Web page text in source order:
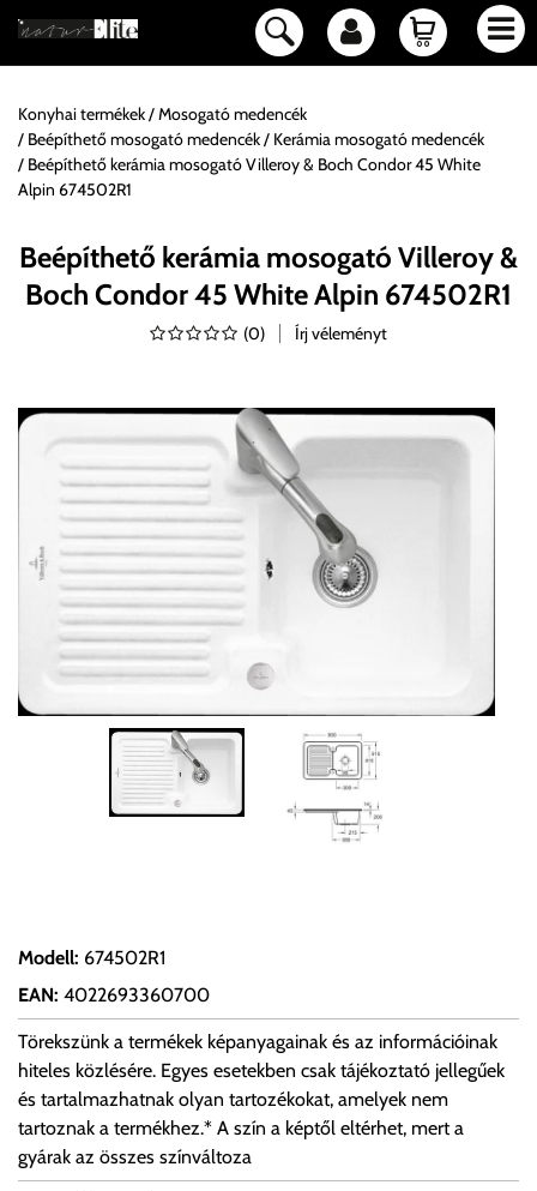
Konyhai termékek
Mosogató medencék
Beépíthető mosogató medencék
Kerámia mosogató medencék
Beépíthető kerámia mosogató Villeroy & Boch Condor 45 White
Alpin 674502R1
Beépíthető kerámia mosogató Villeroy &
Boch Condor 45 White Alpin 674502R1
(0) Írj véleményt
Modell: 674502R1
EAN: 4022693360700
Törekszünk a termékek képanyagainak és az információinak
hiteles közlésére. Egyes esetekben csak tájékoztató jellegűek
és tartalmazhatnak olyan tartozékokat, amelyek nem
tartoznak a termékhez.* A szín a képtől eltérhet, mert a
gyárak az összes színváltoza